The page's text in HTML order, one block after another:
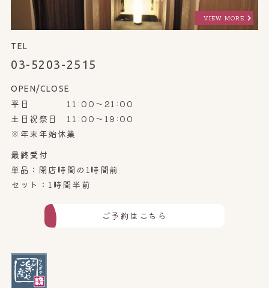
VIEW MORE
TEL
03-5203-2515
OPEN/CLOSE
平日 11:00～21:00
土日祝祭日 11:00～19:00
※年末年始休業
最終受付
単品：閉店時間の1時間前
セット：1時間半前
ご予約はこちら